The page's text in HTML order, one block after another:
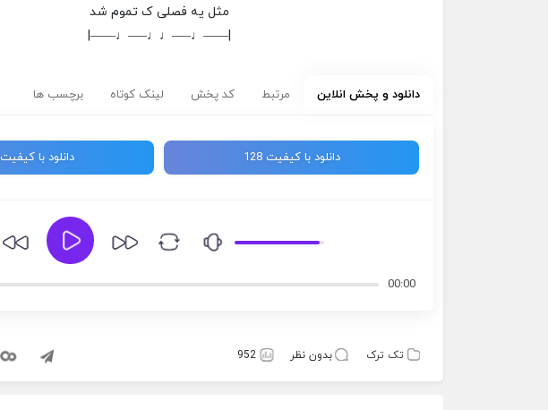
مثل یه فصلی ک تموم شد
|——♩—–♩♩—–♩——|
دانلود و پخش انلاین مرتبط کد پخش لینک کوتاه برچسب ها
دانلود با کیفیت 128 دانلود با کیفیت 320
00:00
تک ترک بدون نظر 952